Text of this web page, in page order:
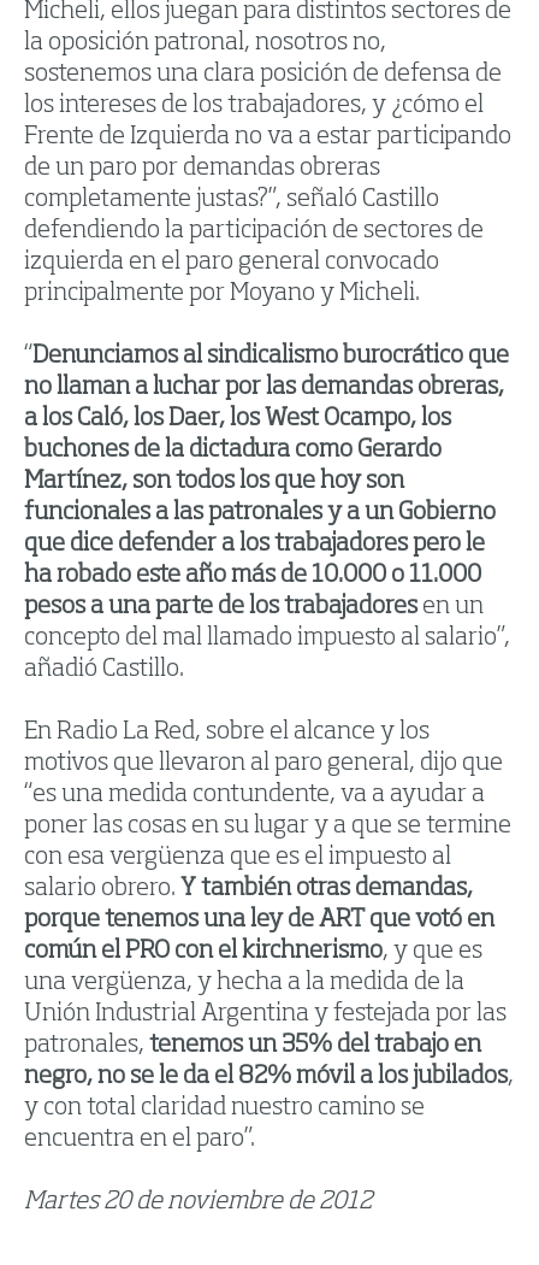
Micheli, ellos juegan para distintos sectores de
la oposición patronal, nosotros no,
sostenemos una clara posición de defensa de
los intereses de los trabajadores, y ¿cómo el
Frente de Izquierda no va a estar participando
de un paro por demandas obreras
completamente justas?”, señaló Castillo
defendiendo la participación de sectores de
izquierda en el paro general convocado
principalmente por Moyano y Micheli.
“Denunciamos al sindicalismo burocrático que
no llaman a luchar por las demandas obreras,
a los Caló, los Daer, los West Ocampo, los
buchones de la dictadura como Gerardo
Martínez, son todos los que hoy son
funcionales a las patronales y a un Gobierno
que dice defender a los trabajadores pero le
ha robado este año más de 10.000 o 11.000
pesos a una parte de los trabajadores en un
concepto del mal llamado impuesto al salario”,
añadió Castillo.
En Radio La Red, sobre el alcance y los
motivos que llevaron al paro general, dijo que
“es una medida contundente, va a ayudar a
poner las cosas en su lugar y a que se termine
con esa vergüenza que es el impuesto al
salario obrero. Y también otras demandas,
porque tenemos una ley de ART que votó en
común el PRO con el kirchnerismo, y que es
una vergüenza, y hecha a la medida de la
Unión Industrial Argentina y festejada por las
patronales, tenemos un 35% del trabajo en
negro, no se le da el 82% móvil a los jubilados,
y con total claridad nuestro camino se
encuentra en el paro”.
Martes 20 de noviembre de 2012